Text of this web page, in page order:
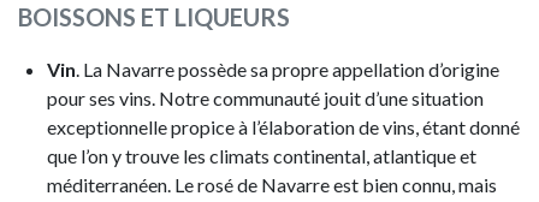
BOISSONS ET LIQUEURS
Vin. La Navarre possède sa propre appellation d’origine
pour ses vins. Notre communauté jouit d’une situation
exceptionnelle propice à l’élaboration de vins, étant donné
que l’on y trouve les climats continental, atlantique et
méditerranéen. Le rosé de Navarre est bien connu, mais